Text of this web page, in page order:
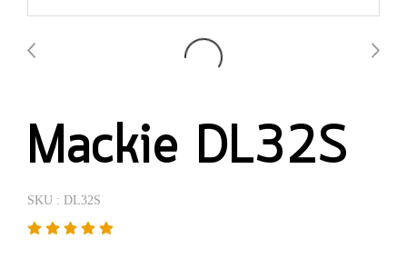
Mackie DL32S
SKU : DL32S